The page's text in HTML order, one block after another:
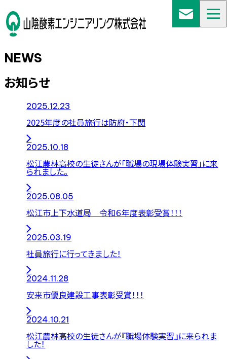
NEWS
お知らせ
2025.12.23
2025年度の社員旅行は防府・下関
2025.10.18
松江農林高校の生徒さんが「職場の現場体験実習」に来
られました。
2025.08.05
松江市上下水道局 令和６年度表彰受賞！！！
2025.03.19
社員旅行に行ってきました！
2024.11.28
安来市優良建設工事表彰受賞！！！
2024.10.21
松江農林高校の生徒さんが『職場体験実習』に来られま
した！